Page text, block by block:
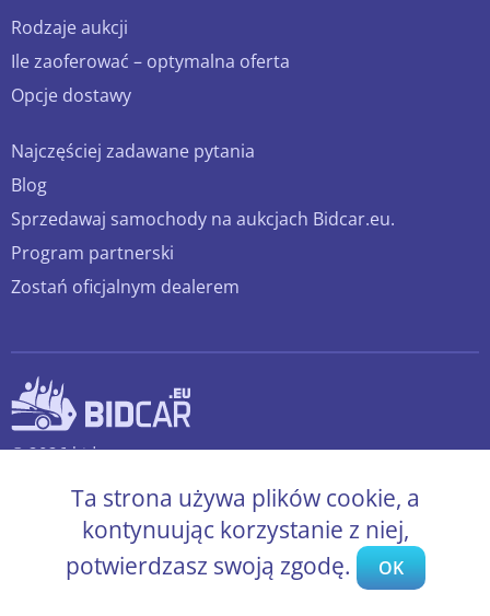
Rodzaje aukcji
Ile zaoferować – optymalna oferta
Opcje dostawy
Najczęściej zadawane pytania
Blog
Sprzedawaj samochody na aukcjach Bidcar.eu.
Program partnerski
Zostań oficjalnym dealerem
© 2026 bidcar.eu
Ta strona używa plików cookie, a
kontynuując korzystanie z niej,
potwierdzasz swoją zgodę.
OK